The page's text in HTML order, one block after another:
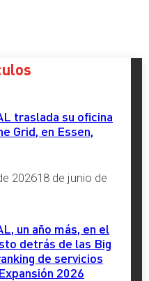
traslada su oficina
Grid, en Essen,
202618 de junio de
un año más, en el
detrás de las Big
de servicios
2026